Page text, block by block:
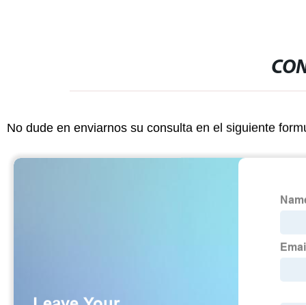
No dude en enviarnos su consulta en el siguiente